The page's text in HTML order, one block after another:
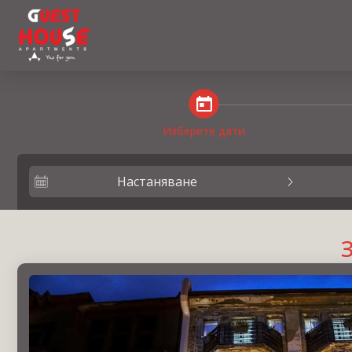
steps_calendar
Изберете дати
Настаняване